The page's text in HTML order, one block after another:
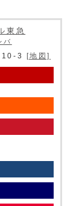
東急
バ
10-3 [地図]